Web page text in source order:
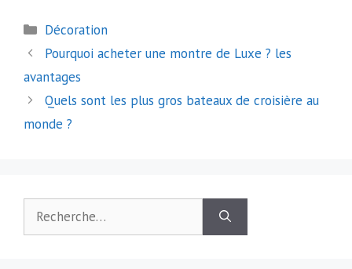
Catégories
Décoration
Navigation
articles
Pourquoi acheter une montre de Luxe ? les
avantages
Quels sont les plus gros bateaux de croisière au
monde ?